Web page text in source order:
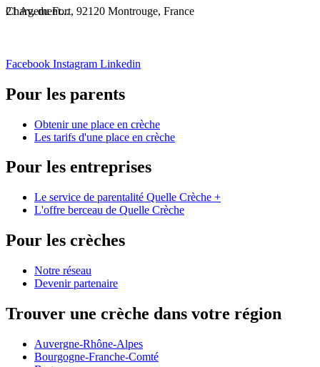
Chargement...
21 Av. du Fort, 92120 Montrouge, France
Facebook Instagram Linkedin
Pour les parents
Obtenir une place en crèche
Les tarifs d'une place en crèche
Pour les entreprises
Le service de parentalité Quelle Crèche +
L'offre berceau de Quelle Crèche
Pour les crèches
Notre réseau
Devenir partenaire
Trouver une crèche dans votre région
Auvergne-Rhône-Alpes
Bourgogne-Franche-Comté